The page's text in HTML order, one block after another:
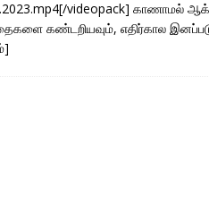
to Professor Jonathan Goodhand:
videopack] காணாமல்
கண்டறியவும், எதிர்கால